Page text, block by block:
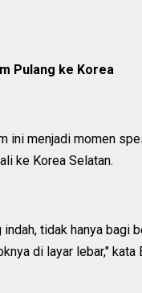
Pulang ke Korea
ini menjadi momen
ke Korea Selatan.
indah, tidak hanya
di layar lebar," kata